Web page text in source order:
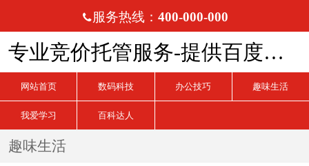
服务热线： 400-000-000
专业竞价托管服务-提供百度、搜狗、360竞价托管服务
网站首页 数码科技 办公技巧 趣味生活
我爱学习 百科达人
趣味生活